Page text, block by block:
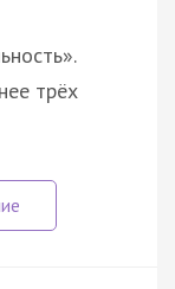
трёх